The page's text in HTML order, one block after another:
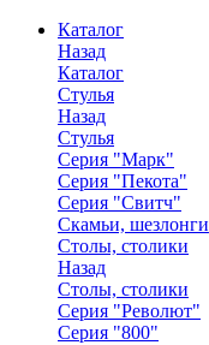
Каталог
Назад
Каталог
Стулья
Назад
Стулья
Серия "Марк"
Серия "Пекота"
Серия "Свитч"
Скамьи, шезлонги
Столы, столики
Назад
Столы, столики
Серия "Револют"
Серия "800"